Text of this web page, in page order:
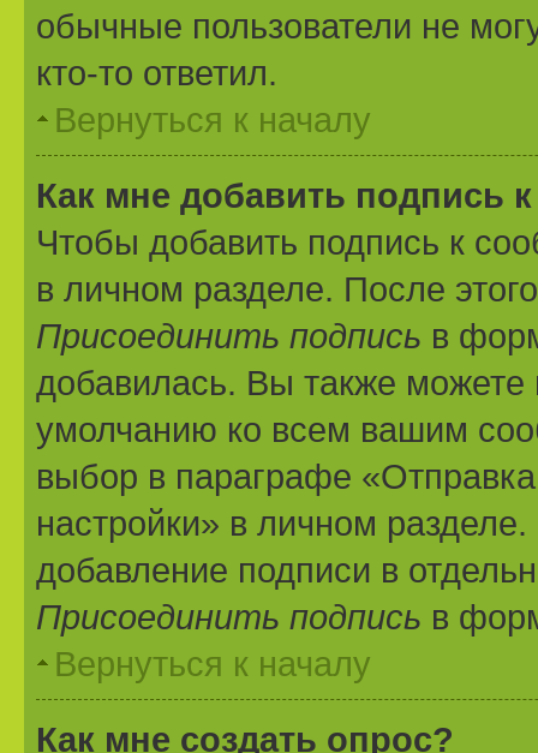
обычные пользователи не
кто-то ответил.
Вернуться к началу
Как мне добавить подпись
Чтобы добавить подпись к
в личном разделе. После
Присоединить подпись в
добавилась. Вы также можете
умолчанию ко всем вашим
выбор в параграфе
настройки» в личном
добавление подписи в
Присоединить подпись в
Вернуться к началу
Как мне создать опрос?